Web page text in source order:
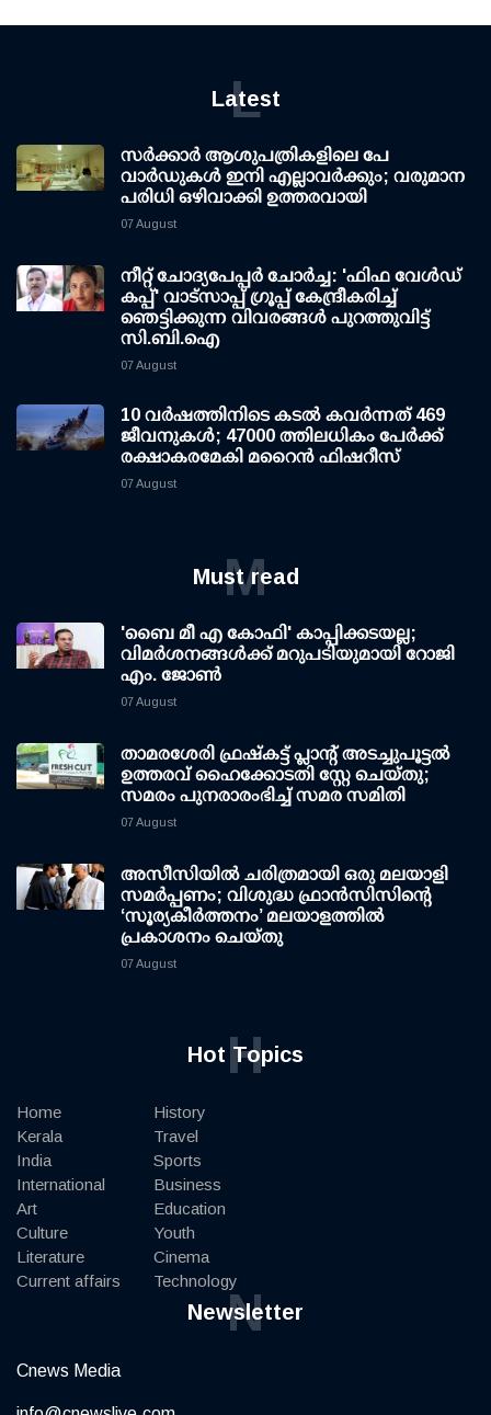
Latest
L
സര്‍ക്കാര്‍ ആശുപത്രികളിലെ പേ
വാര്‍ഡുകള്‍ ഇനി എല്ലാവര്‍ക്കും; വരുമാന
പരിധി ഒഴിവാക്കി ഉത്തരവായി
07 August
നീറ്റ് ചോദ്യപേപ്പര്‍ ചോര്‍ച്ച: 'ഫിഫ വേള്‍ഡ്
കപ്പ്' വാട്സാപ്പ് ഗ്രൂപ്പ് കേന്ദ്രീകരിച്ച്
ഞെട്ടിക്കുന്ന വിവരങ്ങള്‍ പുറത്തുവിട്ട്
സി.ബി.ഐ
07 August
10 വര്‍ഷത്തിനിടെ കടല്‍ കവര്‍ന്നത് 469
ജീവനുകള്‍; 47000 ത്തിലധികം പേര്‍ക്ക്
രക്ഷാകരമേകി മറൈന്‍ ഫിഷറീസ്
07 August
Must read
M
'ബൈ മീ എ കോഫി' കാപ്പിക്കടയല്ല;
വിമര്‍ശനങ്ങള്‍ക്ക് മറുപടിയുമായി റോജി
എം. ജോണ്‍
07 August
താമരശേരി ഫ്രഷ്കട്ട് പ്ലാന്റ് അടച്ചുപൂട്ടൽ
ഉത്തരവ് ഹൈക്കോടതി സ്റ്റേ ചെയ്തു;
സമരം പുനരാരംഭിച്ച് സമര സമിതി
07 August
അസീസിയിൽ ചരിത്രമായി ഒരു മലയാളി
സമർപ്പണം; വിശുദ്ധ ഫ്രാൻസിസിന്റെ
‘സൂര്യകീർത്തനം’ മലയാളത്തിൽ
പ്രകാശനം ചെയ്തു
07 August
Hot Topics
H
Home
Kerala
India
International
Art
Culture
Literature
Current affairs
History
Travel
Sports
Business
Education
Youth
Cinema
Technology
Newsletter
N
Cnews Media